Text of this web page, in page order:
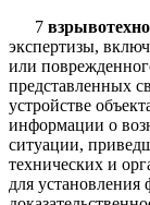
7
экспертизы,
или
представленных
устройстве
информации о
ситуации,
технических и
для